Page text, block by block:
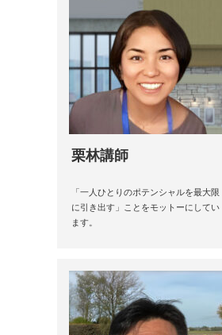
栗林講師
「一人ひとりのポテンシャルを最大限
に引き出す」ことをモットーにしてい
ます。